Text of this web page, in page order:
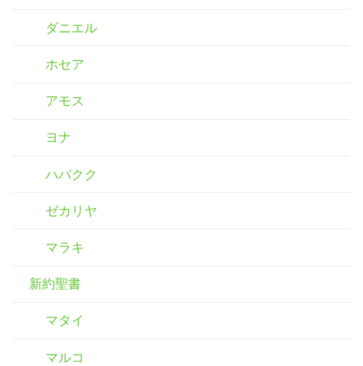
ダニエル
ホセア
アモス
ヨナ
ハバクク
ゼカリヤ
マラキ
新約聖書
マタイ
マルコ